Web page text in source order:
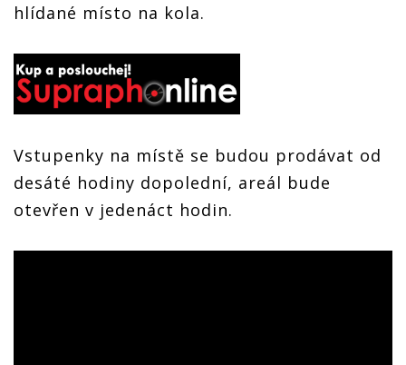
hlídané místo na kola.
Vstupenky na místě se budou prodávat od
desáté hodiny dopolední, areál bude
otevřen v jedenáct hodin.